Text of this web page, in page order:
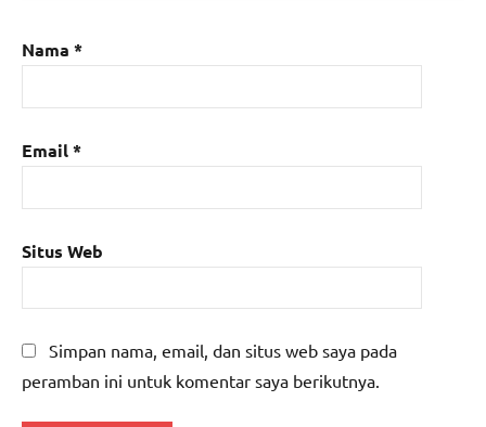
Nama *
Email*
Situs Web
Simpan nama, email, dan situs web saya pada
peramban ini untuk komentar saya berikutnya.